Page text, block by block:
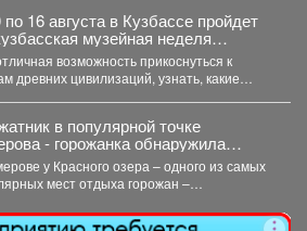
16 августа в Кузбассе пройдет
музейная неделя
и палеонтологии.
возможность прикоснуться к
древних цивилизаций, узнать, какие
в популярной точке
- горожанка обнаружила
объект на Красном озере
у Красного озера – одного из самых
мест отдыха горожан –